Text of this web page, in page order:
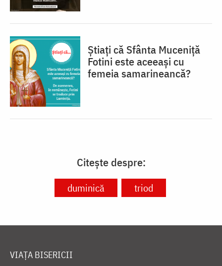
Știați că Sfânta Muceniță
Fotini este aceeași cu
femeia samarineancă?
Citește despre:
duminică triod
VIAȚA BISERICII